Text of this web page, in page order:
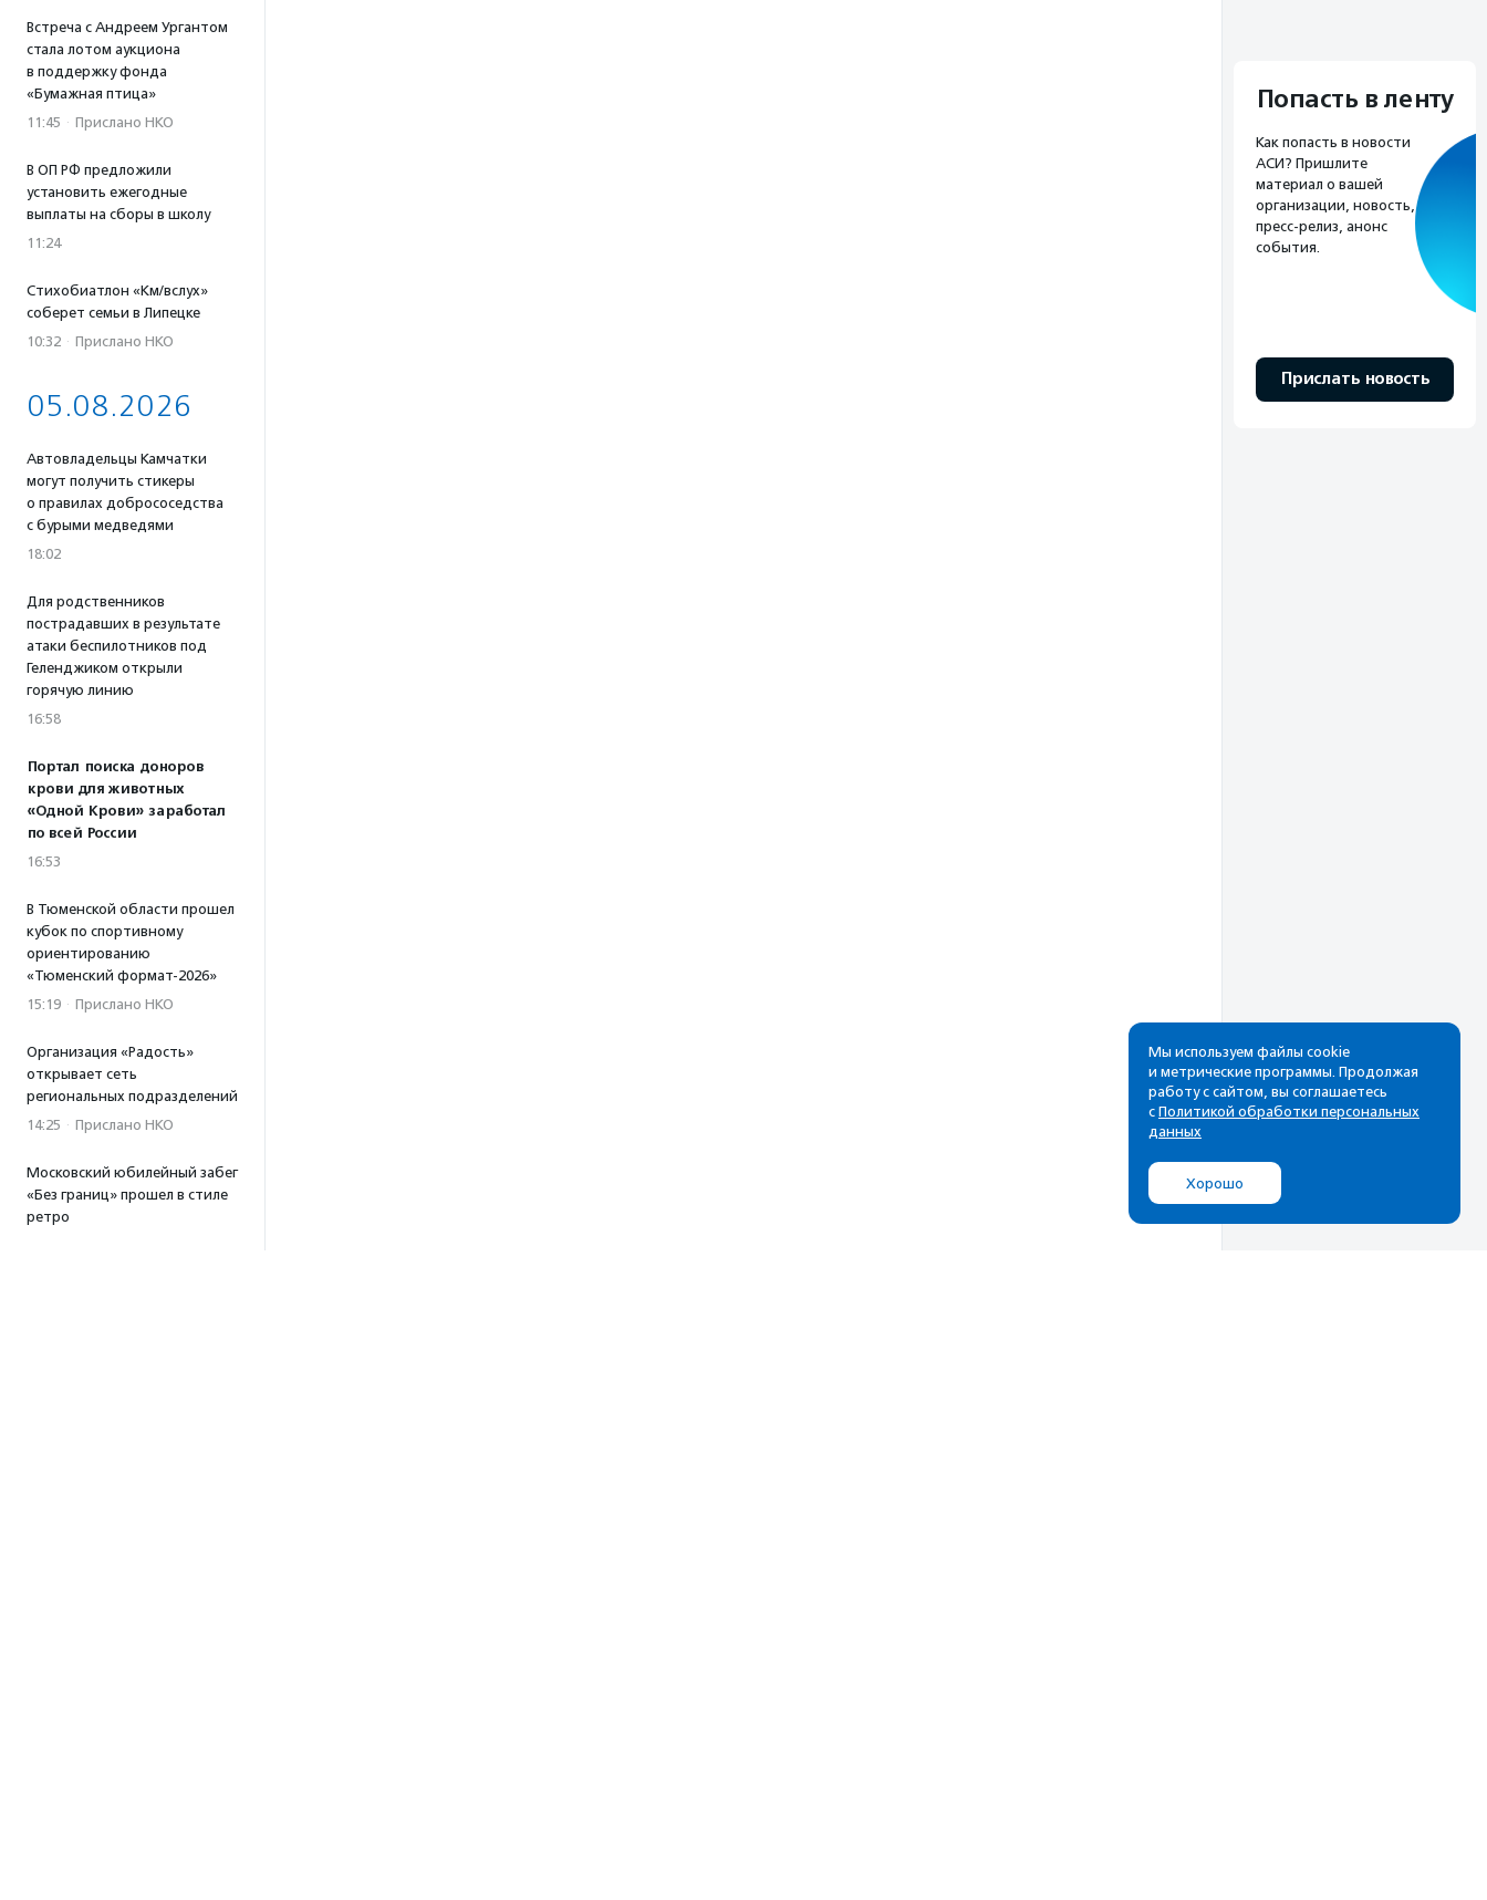
Встреча с Андреем Ургантом
стала лотом аукциона
в поддержку фонда
«Бумажная птица»
11:45 · Прислано НКО
В ОП РФ предложили
установить ежегодные
выплаты на сборы в школу
11:24
Стихобиатлон «Км/вслух»
соберет семьи в Липецке
10:32 · Прислано НКО
05.08.2026
Автовладельцы Камчатки
могут получить стикеры
о правилах добрососедства
с бурыми медведями
18:02
Для родственников
пострадавших в результате
атаки беспилотников под
Геленджиком открыли
горячую линию
16:58
Портал поиска доноров
крови для животных
«Одной Крови» заработал
по всей России
16:53
В Тюменской области прошел
кубок по спортивному
ориентированию
«Тюменский формат-2026»
15:19 · Прислано НКО
Организация «Радость»
открывает сеть
региональных подразделений
14:25 · Прислано НКО
Московский юбилейный забег
«Без границ» прошел в стиле
ретро
Попасть в ленту
Как попасть в новости
АСИ? Пришлите
материал о вашей
организации, новость,
пресс-релиз, анонс
события.
Прислать новость
Рассылка
Cамые свежие новости,
почтовом ящике
Мы используем файлы cookie
и метрические программы. Продолжая
работу с сайтом, вы соглашаетесь
с Политикой обработки персональных
данных
Хорошо